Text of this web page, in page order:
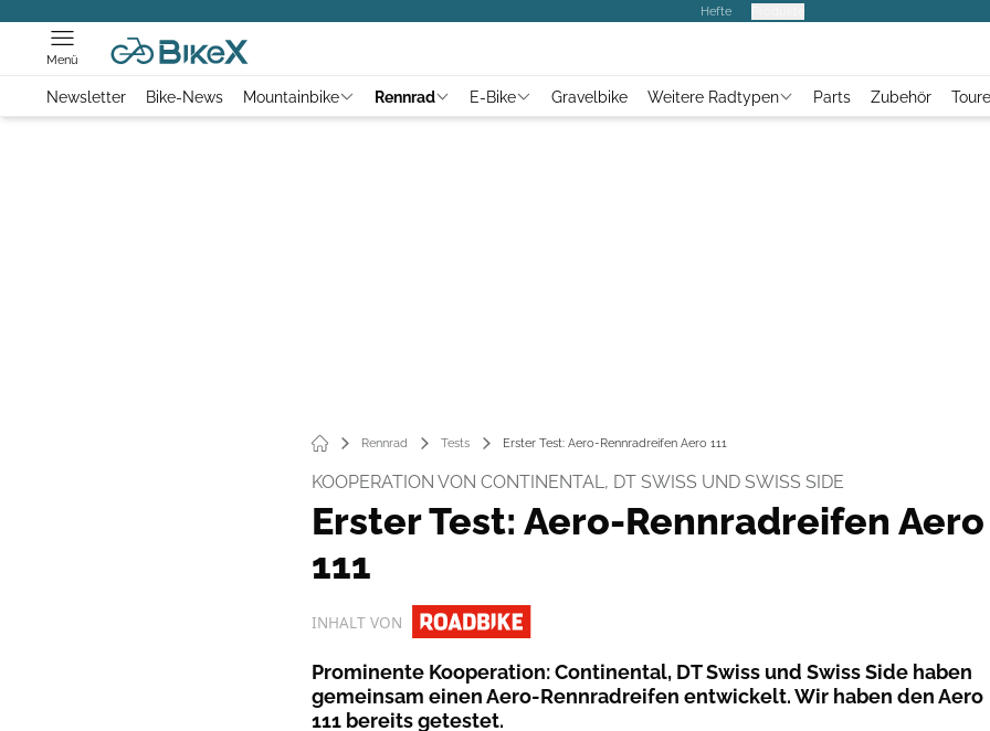
Hefte
Menü
Newsletter Bike-News Mountainbike Rennrad E-Bike Gravelbike Weitere Radtypen Parts Zubehör
Rennrad Tests Erster Test: Aero-Rennradreifen Aero 111
KOOPERATION VON CONTINENTAL, DT SWISS UND SWISS SIDE
Erster Test: Aero-Rennradreifen Aero
111
INHALT VON
Prominente Kooperation: Continental, DT Swiss und Swiss Side haben
gemeinsam einen Aero-Rennradreifen entwickelt. Wir haben den Aero
111 bereits getestet.